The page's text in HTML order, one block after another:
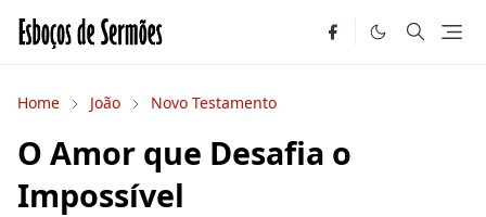
Home João Novo Testamento
O Amor que Desafia o
Impossível